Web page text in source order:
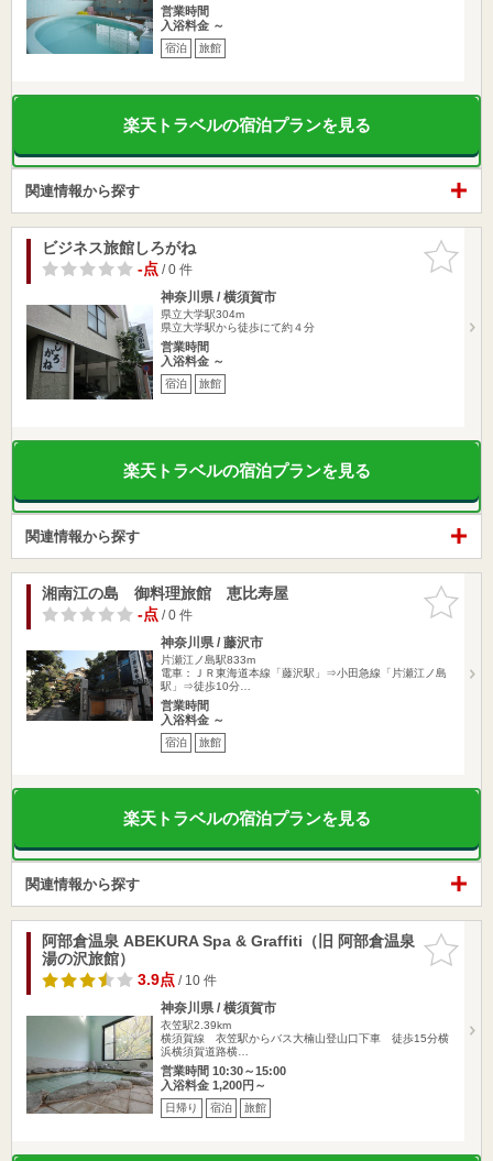
営業時間
入浴料金 ～
宿泊 旅館
楽天トラベルの宿泊プランを見る
関連情報から探す
お気に入
りに追加
ビジネス旅館しろがね
-点/ 0 件
神奈川県 / 横須賀市
県立大学駅304m
県立大学駅から徒歩にて約４分
営業時間
入浴料金 ～
宿泊 旅館
楽天トラベルの宿泊プランを見る
関連情報から探す
お気に入
りに追加
湘南江の島 御料理旅館 恵比寿屋
-点/ 0 件
神奈川県 / 藤沢市
片瀬江ノ島駅833m
電車：ＪＲ東海道本線「藤沢駅」⇒小田急線「片瀬江ノ島
駅」⇒徒歩10分…
営業時間
入浴料金 ～
宿泊 旅館
楽天トラベルの宿泊プランを見る
関連情報から探す
お気に入
りに追加
阿部倉温泉 ABEKURA Spa & Graffiti（旧 阿部倉温泉
湯の沢旅館）
3.9点/ 10 件
神奈川県 / 横須賀市
衣笠駅2.39km
横須賀線 衣笠駅からバス大楠山登山口下車 徒歩15分横
浜横須賀道路横…
営業時間 10:30～15:00
入浴料金 1,200円～
日帰り 宿泊 旅館